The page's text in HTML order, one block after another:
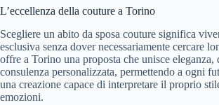
L’eccellenza della couture a Torino
Scegliere un abito da sposa couture significa
esclusiva senza dover necessariamente cercare
offre a Torino una proposta che unisce eleganza,
consulenza personalizzata, permettendo a ogni
una creazione capace di interpretare il proprio
emozioni.